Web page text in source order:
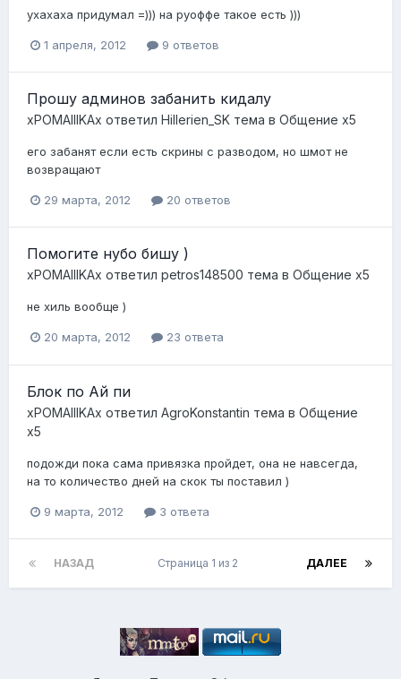
ухахаха придумал =))) на руоффе такое есть )))
1 апреля, 2012 9 ответов
Прошу админов забанить кидалу
xPOMAIIIKAx ответил Hillerien_SK тема в Общение x5
его забанят если есть скрины с разводом, но шмот не
возвращают
29 марта, 2012 20 ответов
Помогите нубо бишу )
xPOMAIIIKAx ответил petros148500 тема в Общение x5
не хиль вообще )
20 марта, 2012 23 ответа
Блок по Ай пи
xPOMAIIIKAx ответил AgroKonstantin тема в Общение
x5
подожди пока сама привязка пройдет, она не навсегда,
на то количество дней на скок ты поставил )
9 марта, 2012 3 ответа
НАЗАД ДАЛЕЕ
Страница 1 из 2